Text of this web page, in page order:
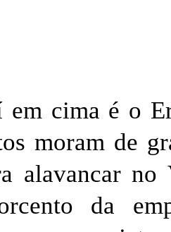
em cima é o
moram de
alavancar
da